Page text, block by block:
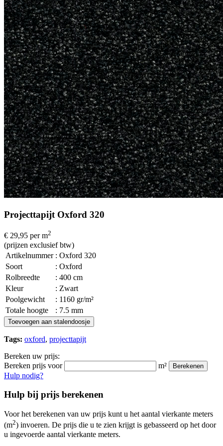
Projecttapijt Oxford 320
€ 29,95 per m2
(prijzen exclusief btw)
Artikelnummer : Oxford 320
Soort
: Oxford
Rolbreedte
: 400 cm
Kleur
: Zwart
Poolgewicht
: 1160 gr/m²
Totale hoogte
: 7.5 mm
Toevoegen aan stalendoosje
Tags: oxford, projecttapijt
Bereken uw prijs:
Bereken prijs voor
m² Berekenen
Hulp nodig?
Hulp bij prijs berekenen
Voor het berekenen van uw prijs kunt u het aantal vierkante meters
(m2) invoeren. De prijs die u te zien krijgt is gebasseerd op het door
u ingevoerde aantal vierkante meters.